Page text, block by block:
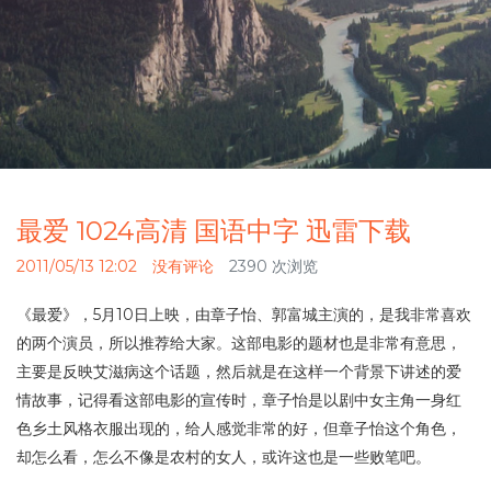
最爱 1024高清 国语中字 迅雷下载
2011/05/13 12:02 没有评论 2390 次浏览
《最爱》，5月10日上映，由章子怡、郭富城主演的，是我非常喜欢
的两个演员，所以推荐给大家。这部电影的题材也是非常有意思，
主要是反映艾滋病这个话题，然后就是在这样一个背景下讲述的爱
情故事，记得看这部电影的宣传时，章子怡是以剧中女主角一身红
色乡土风格衣服出现的，给人感觉非常的好，但章子怡这个角色，
却怎么看，怎么不像是农村的女人，或许这也是一些败笔吧。